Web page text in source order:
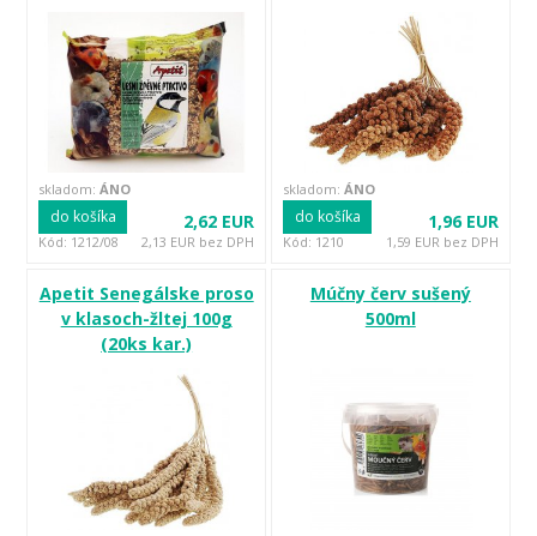
Kód: 1212/08
skladom: ÁNO
2,62 EUR
2,13 EUR bez DPH
do košíka
Kód: 1210
skladom: ÁNO
1,96 EUR
1,59 EUR bez DPH
do košíka
Apetit Senegálske proso
v klasoch-žltej 100g
(20ks kar.)
Múčny červ sušený
500ml